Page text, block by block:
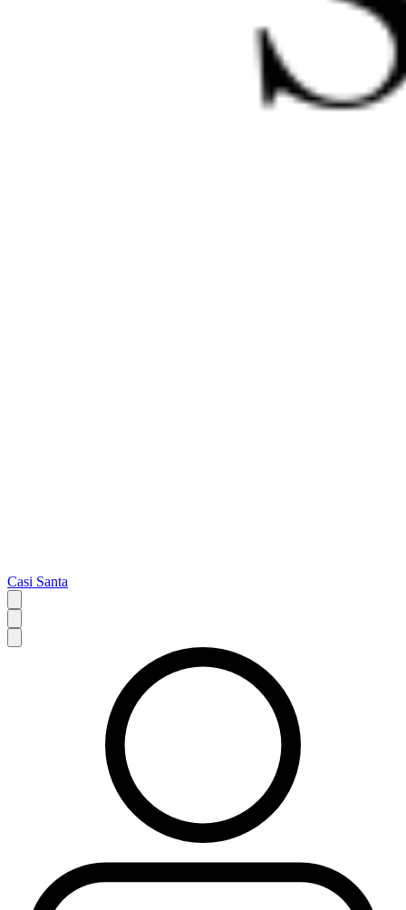
Casi Santa